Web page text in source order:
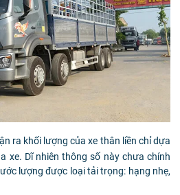
ra khối lượng của xe thân liền chỉ dựa
xe. Dĩ nhiên thông số này chưa chính
lượng được loại tải trọng: hạng nhẹ,